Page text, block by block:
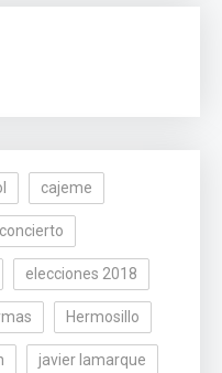
cajeme
concierto
elecciones 2018
Hermosillo
javier lamarque